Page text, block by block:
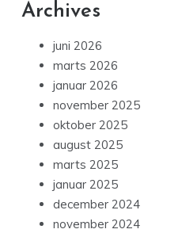
Archives
juni 2026
marts 2026
januar 2026
november 2025
oktober 2025
august 2025
marts 2025
januar 2025
december 2024
november 2024